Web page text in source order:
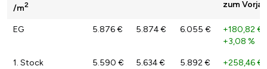
/m2
zum
EG 5.876 € 5.874 € 6.055 € +180,82 €
+3,08 %
1. Stock 5.590 € 5.634 € 5.892 € +258,46 €